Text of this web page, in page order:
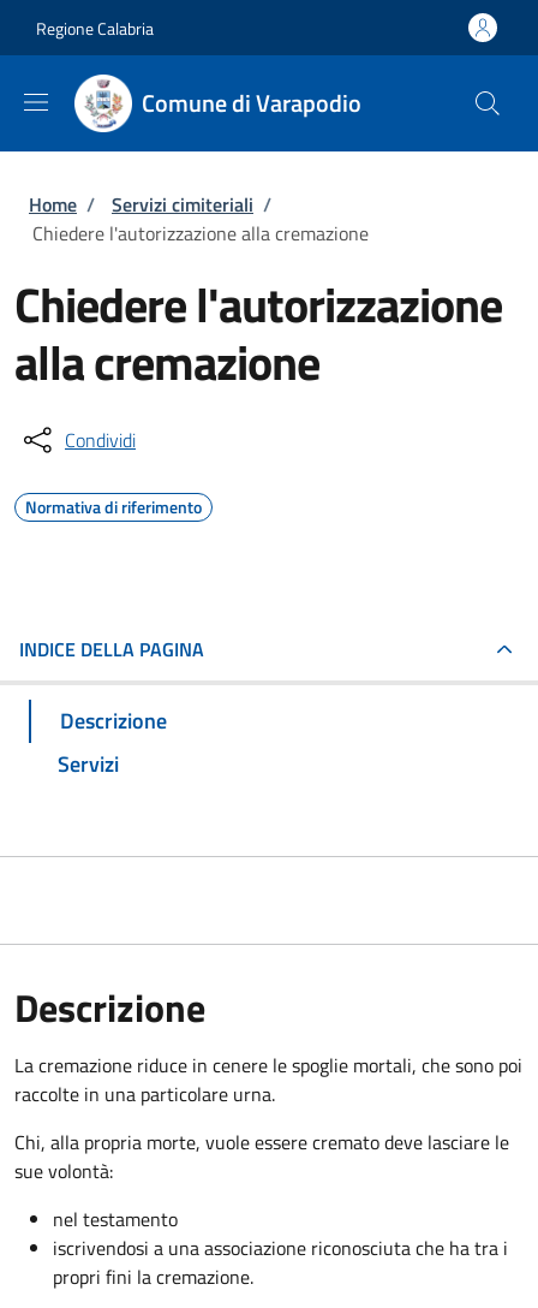
Regione Calabria
Comune di Varapodio
Briciole di pane
Home / Servizi cimiteriali /
Chiedere l'autorizzazione alla cremazione
Chiedere l'autorizzazione
alla cremazione
Condividi
Normativa di riferimento
INDICE DELLA PAGINA
Descrizione
Servizi
Descrizione
La cremazione riduce in cenere le spoglie mortali, che sono poi
raccolte in una particolare urna.
Chi, alla propria morte, vuole essere cremato deve lasciare le
sue volontà:
nel testamento
iscrivendosi a una associazione riconosciuta che ha tra i
propri fini la cremazione.